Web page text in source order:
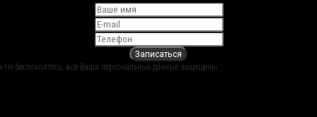
Записаться
ℹ︎ Не беспокойтесь, все Ваши персональные данные защищены